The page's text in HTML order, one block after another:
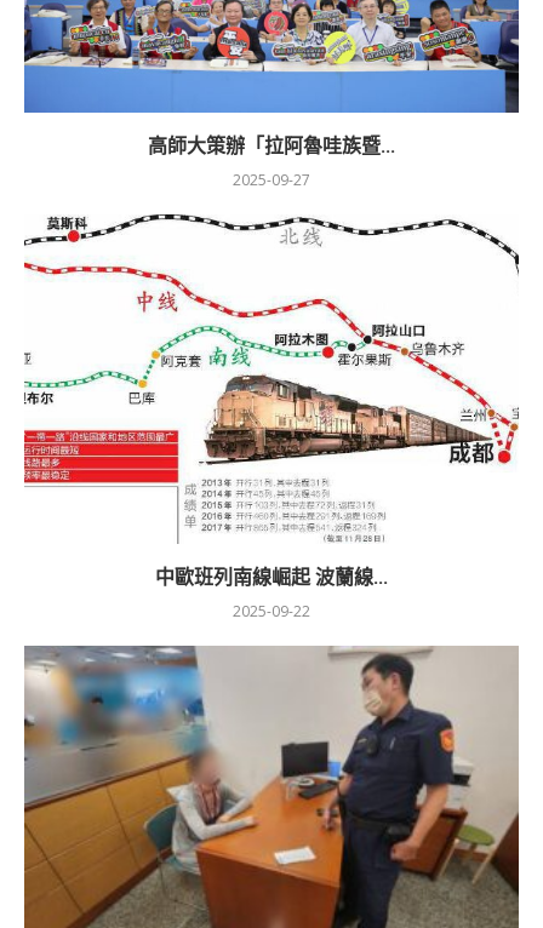
高師大策辦「拉阿魯哇族暨...
2025-09-27
中歐班列南線崛起 波蘭線...
2025-09-22